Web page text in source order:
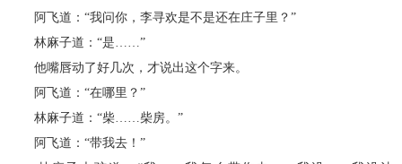
阿飞道：“我问你，李寻欢是不是还在庄子里？”
林麻子道：“是……”
他嘴唇动了好几次，才说出这个字来。
阿飞道：“在哪里？”
林麻子道：“柴……柴房。”
阿飞道：“带我去！”